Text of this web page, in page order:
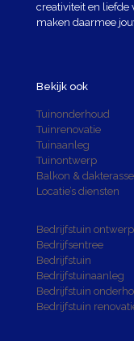
creativiteit en liefde
maken daarmee
Bekijk ook
Tuinonderhoud
Tuinrenovatie
Tuinaanleg
Tuinontwerp
Balkon &
Locatie’s diensten
Bedrijfstuin ontwerp
Bedrijfsentree
Bedrijfstuin
Bedrijfstuinaanleg
Bedrijfstuin
Bedrijfstuin